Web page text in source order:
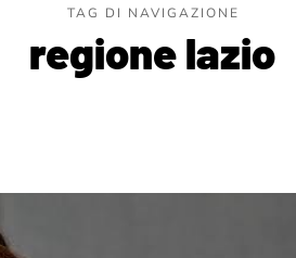
TAG DI NAVIGAZIONE
regione lazio